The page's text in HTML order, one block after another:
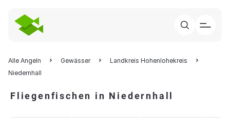
Alle Angeln Gewässer
Landkreis Hohenlohekreis
Niedernhall
Fliegenfischen in Niedernhall